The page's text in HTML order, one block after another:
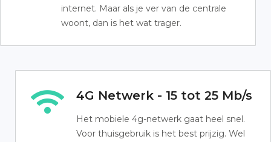
internet. Maar als je ver van de centrale
woont, dan is het wat trager.
4G Netwerk - 15 tot 25 Mb/s
Het mobiele 4g-netwerk gaat heel snel.
Voor thuisgebruik is het best prijzig. Wel